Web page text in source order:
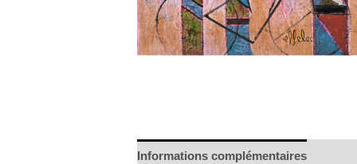
Informations complémentaires